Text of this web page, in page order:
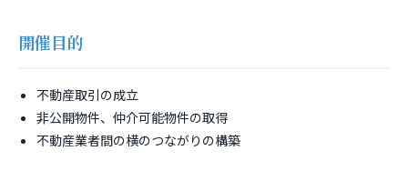
開催目的
不動産取引の成立
非公開物件、仲介可能物件の取得
不動産業者間の横のつながりの構築